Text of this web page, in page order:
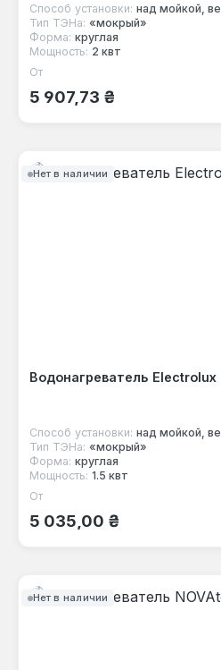
Способ установки: над мойкой,
Тип ТЭНа: «мокрый»
Форма: круглая
Мощность: 2 квт
Обычная цена:
От
5 907,73 ₴
Нет в наличии
Водонагреватель Electrolux
Способ установки: над мойкой,
Тип ТЭНа: «мокрый»
Форма: круглая
Мощность: 1.5 квт
Обычная цена:
От
5 035,00 ₴
Нет в наличии